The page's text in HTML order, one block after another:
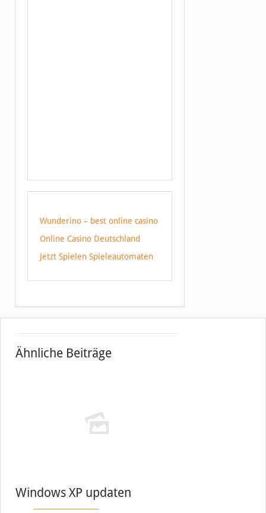
Wunderino – best online casino
Online Casino Deutschland
Jetzt Spielen Spieleautomaten
Ähnliche Beiträge
Windows XP updaten